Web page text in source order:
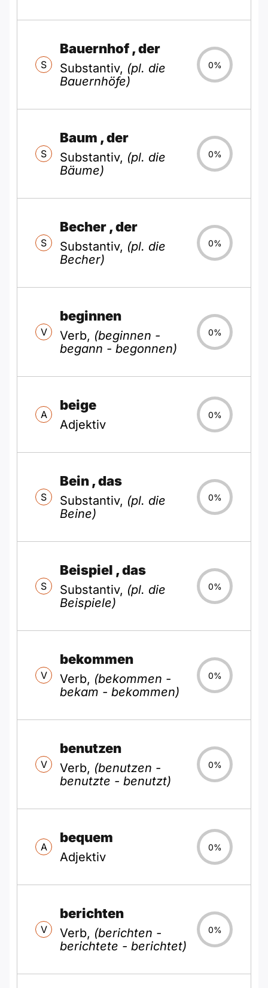
S
Bauernhof , der
Substantiv, (pl. die
Bauernhöfe)
0%
S
Baum , der
Substantiv, (pl. die
Bäume)
0%
S
Becher , der
Substantiv, (pl. die
Becher)
0%
V
beginnen
Verb, (beginnen -
begann - begonnen)
0%
A
beige
Adjektiv
0%
S
Bein , das
Substantiv, (pl. die
Beine)
0%
S
Beispiel , das
Substantiv, (pl. die
Beispiele)
0%
V
bekommen
Verb, (bekommen -
bekam - bekommen)
0%
V
benutzen
Verb, (benutzen -
benutzte - benutzt)
0%
A
bequem
Adjektiv
0%
V
berichten
Verb, (berichten -
berichtete - berichtet)
0%